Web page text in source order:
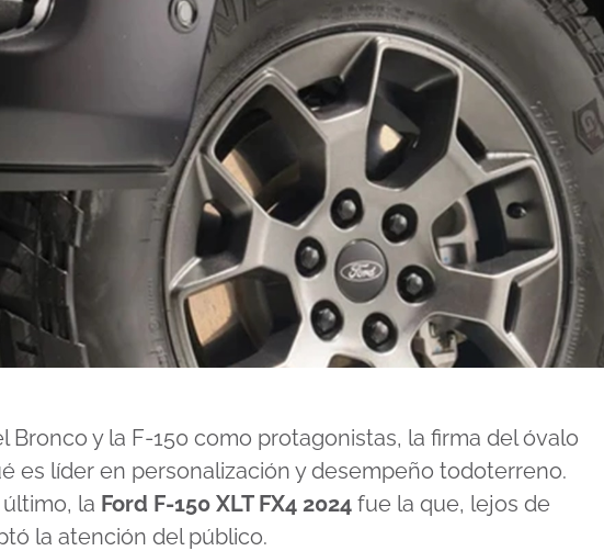
Bronco y la F-150 como protagonistas, la firma del óvalo
es líder en personalización y desempeño todoterreno.
la Ford F-150 XLT FX4 2024 fue la que, lejos de
la atención del público.